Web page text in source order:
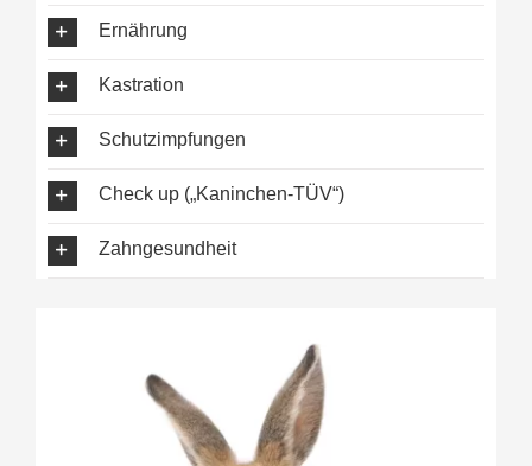
Ernährung
Kastration
Schutzimpfungen
Check up („Kaninchen-TÜV“)
Zahngesundheit